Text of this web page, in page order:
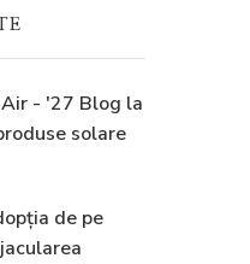
- '27 Blog la
solare
de pe